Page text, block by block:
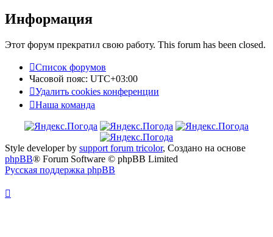
Информация
Этот форум прекратил свою работу. This forum has been closed.
Список форумов
Часовой пояс: UTC+03:00
Удалить cookies конференции
Наша команда
Style developer by support forum tricolor, Создано на основе
phpBB® Forum Software © phpBB Limited
Русская поддержка phpBB